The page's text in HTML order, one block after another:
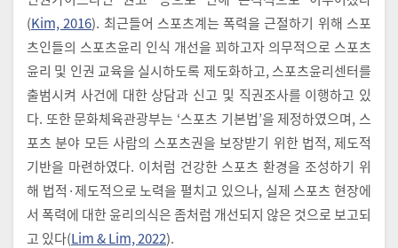
(Kim, 2016). 최근들어 스포츠계는 폭력을 근절하기 위해 스포
츠인들의 스포츠윤리 인식 개선을 꾀하고자 의무적으로 스포츠
윤리 및 인권 교육을 실시하도록 제도화하고, 스포츠윤리센터를
출범시켜 사건에 대한 상담과 신고 및 직권조사를 이행하고 있
다. 또한 문화체육관광부는 ‘스포츠 기본법’을 제정하였으며, 스
포츠 분야 모든 사람의 스포츠권을 보장받기 위한 법적, 제도적
기반을 마련하였다. 이처럼 건강한 스포츠 환경을 조성하기 위
해 법적·제도적으로 노력을 펼치고 있으나, 실제 스포츠 현장에
서 폭력에 대한 윤리의식은 좀처럼 개선되지 않은 것으로 보고되
고 있다(Lim & Lim, 2022).